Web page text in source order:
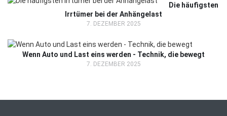
Die häufigsten
Irrtümer bei der Anhängelast
7. DEZEMBER 2025
Wenn Auto und Last eins werden - Technik, die bewegt
7. DEZEMBER 2025